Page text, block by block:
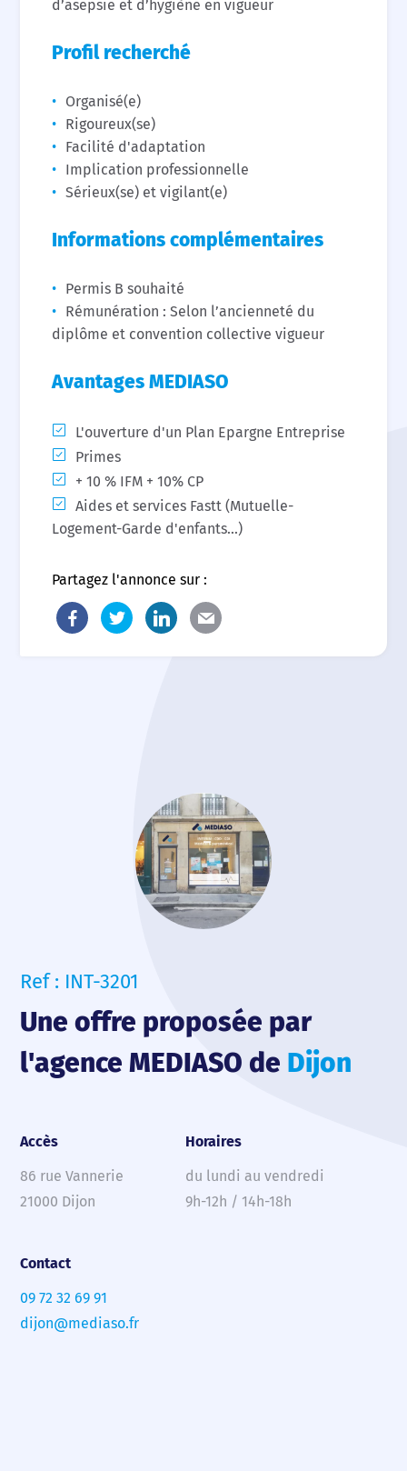
d’asepsie et d’hygiène en vigueur
Profil recherché
Organisé(e)
Rigoureux(se)
Facilité d'adaptation
Implication professionnelle
Sérieux(se) et vigilant(e)
Informations complémentaires
Permis B souhaité
Rémunération : Selon l’ancienneté du
diplôme et convention collective vigueur
Avantages MEDIASO
L'ouverture d'un Plan Epargne Entreprise
Primes
+ 10 % IFM + 10% CP
Aides et services Fastt (Mutuelle-
Logement-Garde d'enfants...)
Partagez l'annonce sur :
Ref : INT-3201
Une offre proposée par
l'agence MEDIASO de Dijon
Accès
86 rue Vannerie
21000 Dijon
Horaires
du lundi au vendredi
9h-12h / 14h-18h
Contact
09 72 32 69 91
dijon@mediaso.fr